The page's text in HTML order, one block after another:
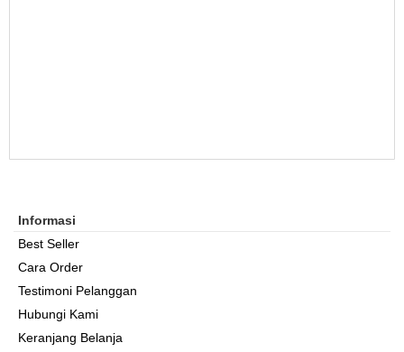
Informasi
Best Seller
Cara Order
Testimoni Pelanggan
Hubungi Kami
Keranjang Belanja